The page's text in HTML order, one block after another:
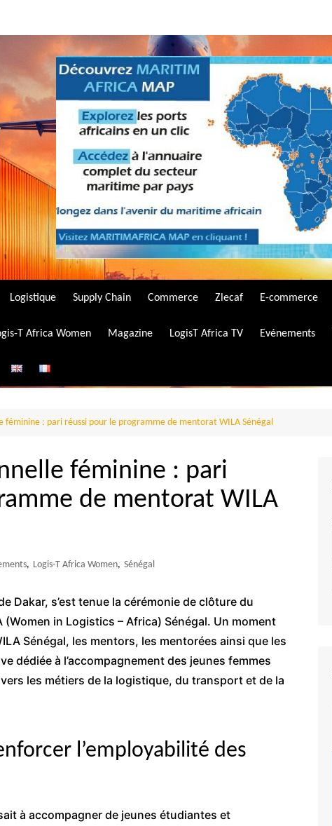
Logistique Supply Chain Commerce Zlecaf E-commerce
T Africa Women Magazine LogisT Africa TV Evénements
féminine : pari réussi pour le programme de mentorat WILA Sénégal
féminine : pari
de mentorat WILA
, Logis-T Africa Women, Sénégal
Dakar, s’est tenue la cérémonie de clôture du
in Logistics – Africa) Sénégal. Un moment
Sénégal, les mentors, les mentorées ainsi que les
dédiée à l’accompagnement des jeunes femmes
les métiers de la logistique, du transport et de la
l’employabilité des
à accompagner de jeunes étudiantes et